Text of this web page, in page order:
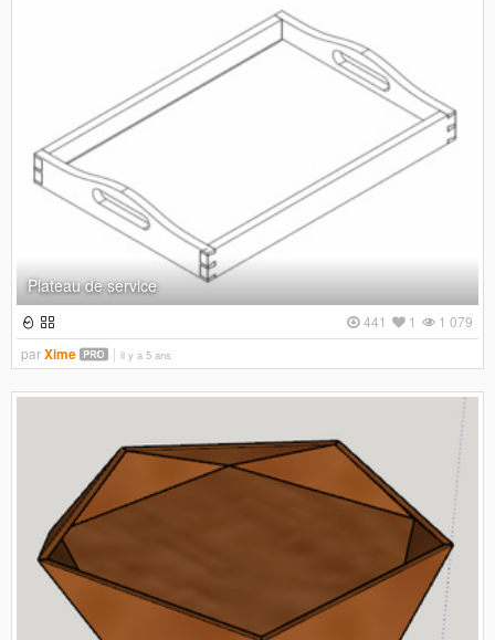
Plateau de service
1 079
1
441
parXime il y a 5 ans